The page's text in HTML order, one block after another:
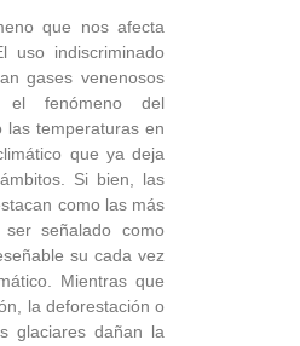
que nos afecta
uso indiscriminado
gases venenosos
el fenómeno del
las temperaturas en
que ya deja
Si bien, las
como las más
señalado como
su cada vez
Mientras que
la deforestación o
glaciares dañan la